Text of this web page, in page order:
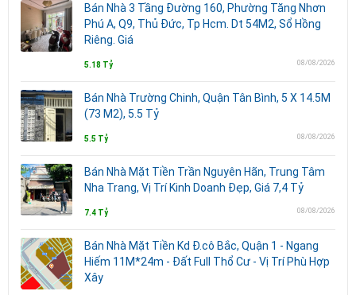
Bán Nhà 3 Tầng Đường 160, Phường Tăng Nhơn
Phú A, Q9, Thủ Đức, Tp Hcm. Dt 54M2, Sổ Hồng
Riêng. Giá
5.18 Tỷ 08/08/2026
Bán Nhà Trường Chinh, Quận Tân Bình, 5 X 14.5M
(73 M2), 5.5 Tỷ
5.5 Tỷ 08/08/2026
Bán Nhà Mặt Tiền Trần Nguyên Hãn, Trung Tâm
Nha Trang, Vị Trí Kinh Doanh Đẹp, Giá 7,4 Tỷ
7.4 Tỷ 08/08/2026
Bán Nhà Mặt Tiền Kd Đ.cô Bắc, Quận 1 - Ngang
Hiếm 11M*24m - Đất Full Thổ Cư - Vị Trí Phù Hợp
Xây